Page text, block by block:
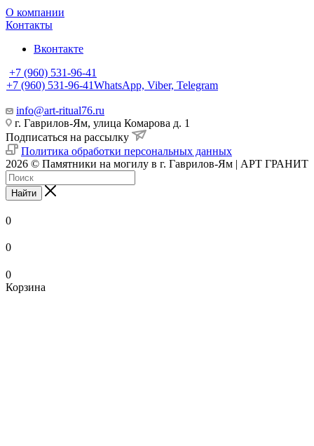
О компании
Контакты
Вконтакте
+7 (960) 531-96-41
+7 (960) 531-96-41WhatsApp, Viber, Telegram
info@art-ritual76.ru
г. Гаврилов-Ям, улица Комарова д. 1
Подписаться на рассылку
Политика обработки персональных данных
2026 © Памятники на могилу в г. Гаврилов-Ям | АРТ ГРАНИТ
Найти
0
0
0
Корзина